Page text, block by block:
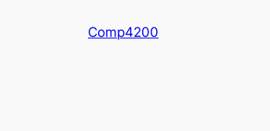
Comp4200